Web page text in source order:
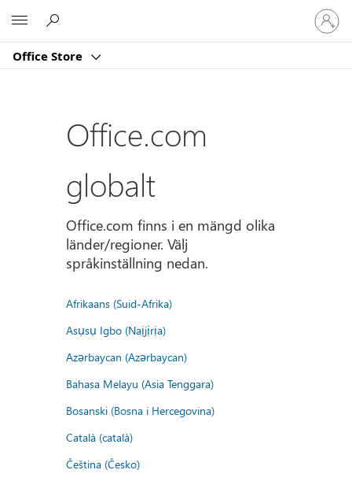
Office Store
Logga
in
på
konto
Office.com
globalt
Office.com finns i en mängd olika
länder/regioner. Välj
språkinställning nedan.
Afrikaans (Suid-Afrika)
Asụsụ Igbo (Naịjịrịa)
Azərbaycan (Azərbaycan)
Bahasa Melayu (Asia Tenggara)
Bosanski (Bosna i Hercegovina)
Català (català)
Čeština (Česko)